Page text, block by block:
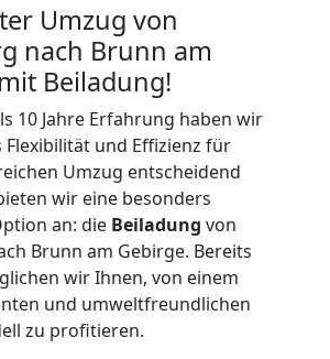
Umzug von
nach Brunn am
Beiladung!
10 Jahre Erfahrung haben wir
Flexibilität und Effizienz für
Umzug entscheidend
wir eine besonders
an: die Beiladung von
Brunn am Gebirge. Bereits
wir Ihnen, von einem
und umweltfreundlichen
zu profitieren.